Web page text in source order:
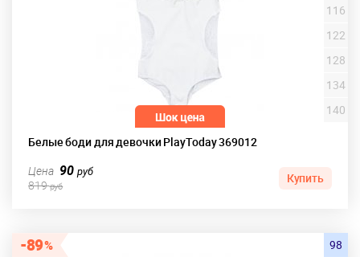
Белые боди для девочки PlayToday 369012
116
122
128
134
140
Цена 90руб
819руб
Купить
89
98